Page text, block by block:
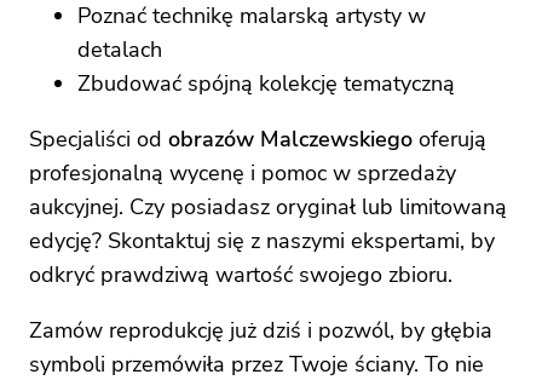
Poznać technikę malarską artysty w
detalach
Zbudować spójną kolekcję tematyczną
Specjaliści od obrazów Malczewskiego oferują
profesjonalną wycenę i pomoc w sprzedaży
aukcyjnej. Czy posiadasz oryginał lub limitowaną
edycję? Skontaktuj się z naszymi ekspertami, by
odkryć prawdziwą wartość swojego zbioru.
Zamów reprodukcję już dziś i pozwól, by głębia
symboli przemówiła przez Twoje ściany. To nie